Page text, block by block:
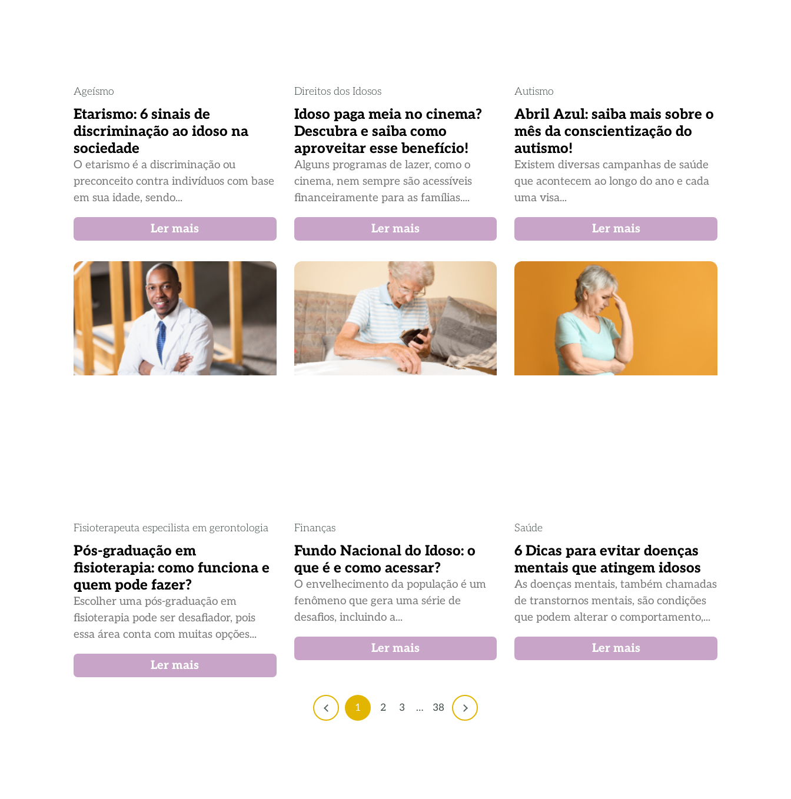
Ageísmo
Etarismo: 6 sinais de
discriminação ao idoso na
sociedade
O etarismo é a discriminação ou
preconceito contra indivíduos com base
em sua idade, sendo...
Ler mais
Direitos dos Idosos
Idoso paga meia no cinema?
Descubra e saiba como
aproveitar esse benefício!
Alguns programas de lazer, como o
cinema, nem sempre são acessíveis
financeiramente para as famílias....
Ler mais
Autismo
Abril Azul: saiba mais sobre o
mês da conscientização do
autismo!
Existem diversas campanhas de saúde
que acontecem ao longo do ano e cada
uma visa...
Ler mais
Fisioterapeuta especilista em gerontologia
Pós-graduação em
fisioterapia: como funciona e
quem pode fazer?
Escolher uma pós-graduação em
fisioterapia pode ser desafiador, pois
essa área conta com muitas opções...
Ler mais
Finanças
Fundo Nacional do Idoso: o
que é e como acessar?
O envelhecimento da população é um
fenômeno que gera uma série de
desafios, incluindo a...
Ler mais
Saúde
6 Dicas para evitar doenças
mentais que atingem idosos
As doenças mentais, também chamadas
de transtornos mentais, são condições
que podem alterar o comportamento,...
Ler mais
1 2 3 … 38